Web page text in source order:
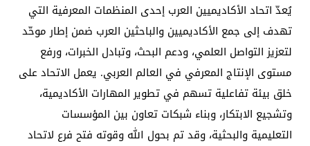
يُعدّ اتحاد الأكاديميين العرب إحدى المنظمات المعرفية التي
تهدف إلى جمع الأكاديميين والباحثين العرب ضمن إطار موحّد
لتعزيز التواصل العلمي، ودعم البحث، وتبادل الخبرات، ورفع
مستوى الإنتاج المعرفي في العالم العربي. يعمل الاتحاد على
خلق بيئة تفاعلية تسهم في تطوير المهارات الأكاديمية،
وتشجيع الابتكار، وبناء شبكات تعاون بين المؤسسات
التعليمية والبحثية، وقد تم بحول الله وقوته فتح فرع لاتحاد